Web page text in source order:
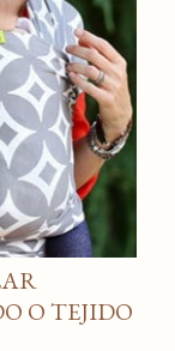
O TEJIDO